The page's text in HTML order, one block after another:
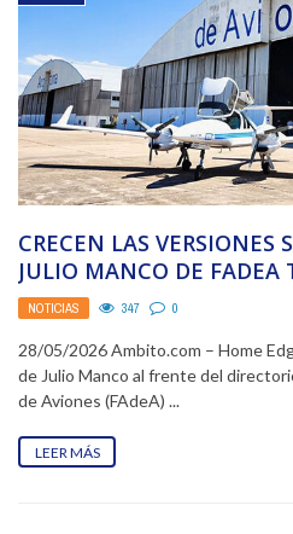
CRECEN LAS VERSIONES
JULIO MANCO DE FADEA
SIN DEFINICIONES
NOTICIAS 347 0
28/05/2026 Ambito.com – Home
de Julio Manco al frente del
de Aviones (FAdeA) ...
LEER MÁS